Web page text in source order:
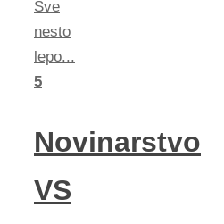
Sve
nesto
lepo...
5
Novinarstvo
VS